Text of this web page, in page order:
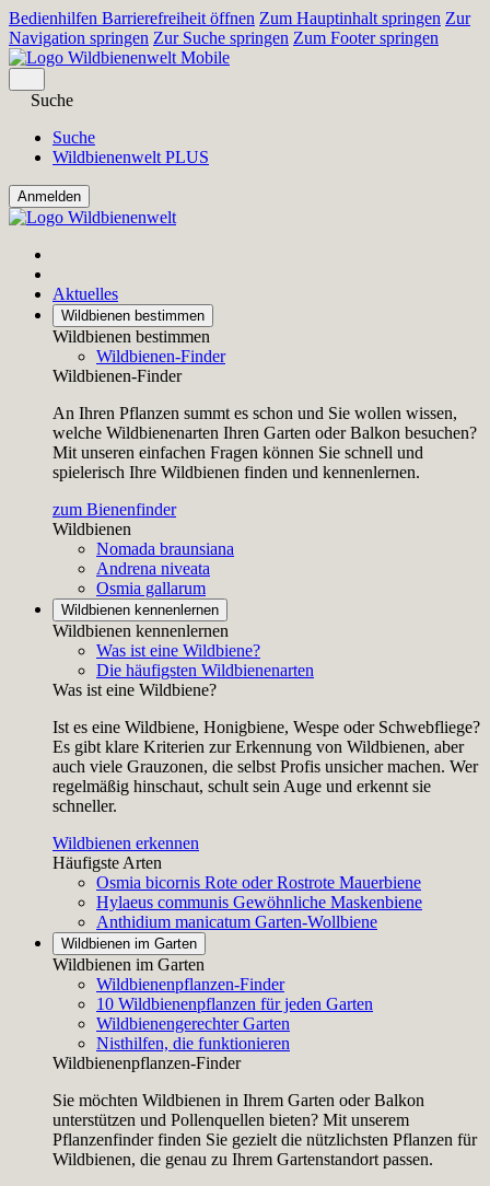
Bedienhilfen Barrierefreiheit öffnen Zum Hauptinhalt springen Zur
Navigation springen Zur Suche springen Zum Footer springen
Suche
Suche
Wildbienenwelt PLUS
Aktuelles
Wildbienen bestimmen
Wildbienen bestimmen
Wildbienen-Finder
Wildbienen-Finder
An Ihren Pflanzen summt es schon und Sie wollen wissen,
welche Wildbienenarten Ihren Garten oder Balkon besuchen?
Mit unseren einfachen Fragen können Sie schnell und
spielerisch Ihre Wildbienen finden und kennenlernen.
zum Bienenfinder
Wildbienen
Nomada braunsiana
Andrena niveata
Osmia gallarum
Wildbienen kennenlernen
Wildbienen kennenlernen
Was ist eine Wildbiene?
Die häufigsten Wildbienenarten
Was ist eine Wildbiene?
Ist es eine Wildbiene, Honigbiene, Wespe oder Schwebfliege?
Es gibt klare Kriterien zur Erkennung von Wildbienen, aber
auch viele Grauzonen, die selbst Profis unsicher machen. Wer
regelmäßig hinschaut, schult sein Auge und erkennt sie
schneller.
Wildbienen erkennen
Häufigste Arten
Osmia bicornis Rote oder Rostrote Mauerbiene
Hylaeus communis Gewöhnliche Maskenbiene
Anthidium manicatum Garten-Wollbiene
Wildbienen im Garten
Wildbienen im Garten
Wildbienenpflanzen-Finder
10 Wildbienenpflanzen für jeden Garten
Wildbienengerechter Garten
Nisthilfen, die funktionieren
Wildbienenpflanzen-Finder
Sie möchten Wildbienen in Ihrem Garten oder Balkon
unterstützen und Pollenquellen bieten? Mit unserem
Pflanzenfinder finden Sie gezielt die nützlichsten Pflanzen für
Wildbienen, die genau zu Ihrem Gartenstandort passen.